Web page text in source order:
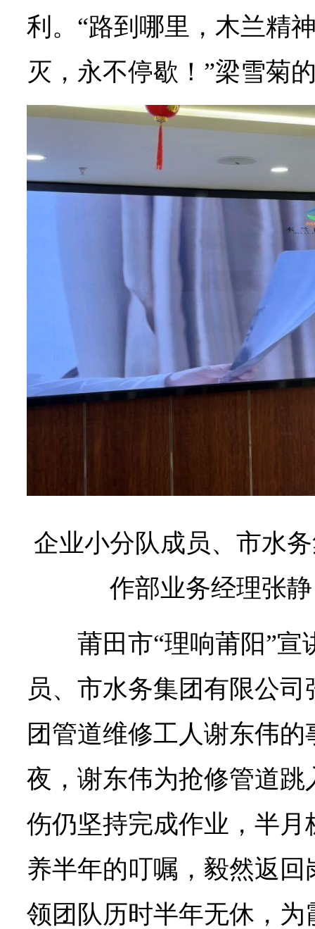
利。“路到哪里，木兰精
灭，永不停歇！”梁雪菊
企业小分队成员、市水
作部业务经理张
莆田市“理响莆阳”宣
员、市水务集团有限公
团管道维修工人谢东伟的
夜，谢东伟为抢修管道
伤仍坚持完成作业，半
养半年的叮嘱，毅然返回
领团队历时半年无休，为